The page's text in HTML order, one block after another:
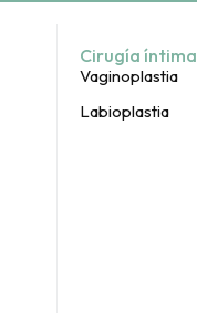
Cirugía íntima
Vaginoplastia
Labioplastia